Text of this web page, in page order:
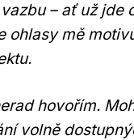
– ať už jde
ohlasy mě
hovořím.
volně